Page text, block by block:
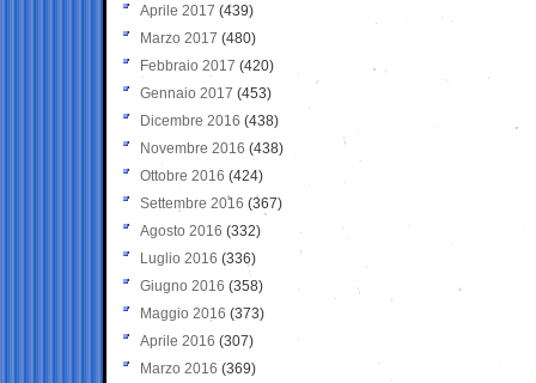
Aprile 2017 (439)
Marzo 2017 (480)
Febbraio 2017 (420)
Gennaio 2017 (453)
Dicembre 2016 (438)
Novembre 2016 (438)
Ottobre 2016 (424)
Settembre 2016 (367)
Agosto 2016 (332)
Luglio 2016 (336)
Giugno 2016 (358)
Maggio 2016 (373)
Aprile 2016 (307)
Marzo 2016 (369)